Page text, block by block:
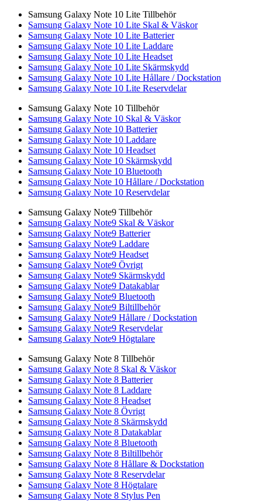
Samsung Galaxy Note 10 Lite Tillbehör
Samsung Galaxy Note 10 Lite Skal & Väskor
Samsung Galaxy Note 10 Lite Batterier
Samsung Galaxy Note 10 Lite Laddare
Samsung Galaxy Note 10 Lite Headset
Samsung Galaxy Note 10 Lite Skärmskydd
Samsung Galaxy Note 10 Lite Hållare / Dockstation
Samsung Galaxy Note 10 Lite Reservdelar
Samsung Galaxy Note 10 Tillbehör
Samsung Galaxy Note 10 Skal & Väskor
Samsung Galaxy Note 10 Batterier
Samsung Galaxy Note 10 Laddare
Samsung Galaxy Note 10 Headset
Samsung Galaxy Note 10 Skärmskydd
Samsung Galaxy Note 10 Bluetooth
Samsung Galaxy Note 10 Hållare / Dockstation
Samsung Galaxy Note 10 Reservdelar
Samsung Galaxy Note9 Tillbehör
Samsung Galaxy Note9 Skal & Väskor
Samsung Galaxy Note9 Batterier
Samsung Galaxy Note9 Laddare
Samsung Galaxy Note9 Headset
Samsung Galaxy Note9 Övrigt
Samsung Galaxy Note9 Skärmskydd
Samsung Galaxy Note9 Datakablar
Samsung Galaxy Note9 Bluetooth
Samsung Galaxy Note9 Biltillbehör
Samsung Galaxy Note9 Hållare / Dockstation
Samsung Galaxy Note9 Reservdelar
Samsung Galaxy Note9 Högtalare
Samsung Galaxy Note 8 Tillbehör
Samsung Galaxy Note 8 Skal & Väskor
Samsung Galaxy Note 8 Batterier
Samsung Galaxy Note 8 Laddare
Samsung Galaxy Note 8 Headset
Samsung Galaxy Note 8 Övrigt
Samsung Galaxy Note 8 Skärmskydd
Samsung Galaxy Note 8 Datakablar
Samsung Galaxy Note 8 Bluetooth
Samsung Galaxy Note 8 Biltillbehör
Samsung Galaxy Note 8 Hållare & Dockstation
Samsung Galaxy Note 8 Reservdelar
Samsung Galaxy Note 8 Högtalare
Samsung Galaxy Note 8 Stylus Pen